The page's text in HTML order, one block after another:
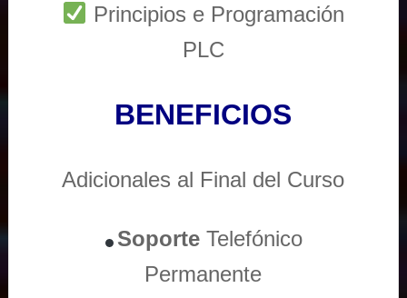
Principios e Programación
PLC
BENEFICIOS
Adicionales al Final del Curso
Soporte Telefónico
Permanente